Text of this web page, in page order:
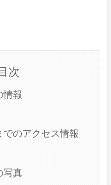
目次
情報
のアクセス情報
写真